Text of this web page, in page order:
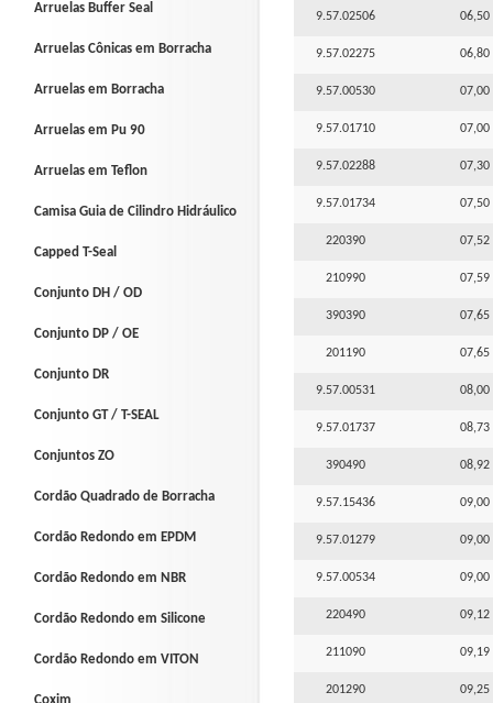
Arruelas Buffer Seal
Arruelas Cônicas em Borracha
Arruelas em Borracha
Arruelas em Pu 90
Arruelas em Teflon
Camisa Guia de Cilindro Hidráulico
Capped T-Seal
Conjunto DH / OD
Conjunto DP / OE
Conjunto DR
Conjunto GT / T-SEAL
Conjuntos ZO
Cordão Quadrado de Borracha
Cordão Redondo em EPDM
Cordão Redondo em NBR
Cordão Redondo em Silicone
Cordão Redondo em VITON
9.57.02506 06,50
9.57.02275 06,80
9.57.00530 07,00
9.57.01710 07,00
9.57.02288 07,30
9.57.01734 07,50
220390 07,52
210990 07,59
390390 07,65
201190 07,65
9.57.00531 08,00
9.57.01737 08,73
390490 08,92
9.57.15436 09,00
9.57.01279 09,00
9.57.00534 09,00
220490 09,12
211090 09,19
201290 09,25